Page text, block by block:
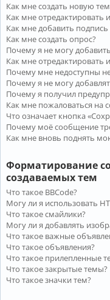
Как мне создать новую
Как мне отредактировать
Как мне добавить
Как мне создать опрос?
Почему я не могу
Как мне отредактировать
Почему мне недоступны
Почему я не могу
Почему я получил
Как мне пожаловаться на
Что означает кнопка
Почему моё сообщение
Как мне вновь поднять
Форматирование
создаваемых тем
Что такое BBCode?
Могу ли я использовать
Что такое смайлики?
Могу ли я добавлять
Что такое важные
Что такое объявления?
Что такое прилепленные
Что такое закрытые темы?
Что такое значки тем?